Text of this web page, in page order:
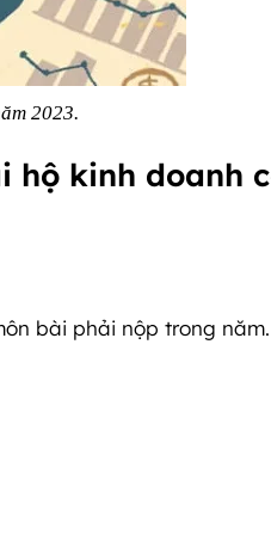
2023.
hộ kinh doanh
bài phải nộp trong năm.